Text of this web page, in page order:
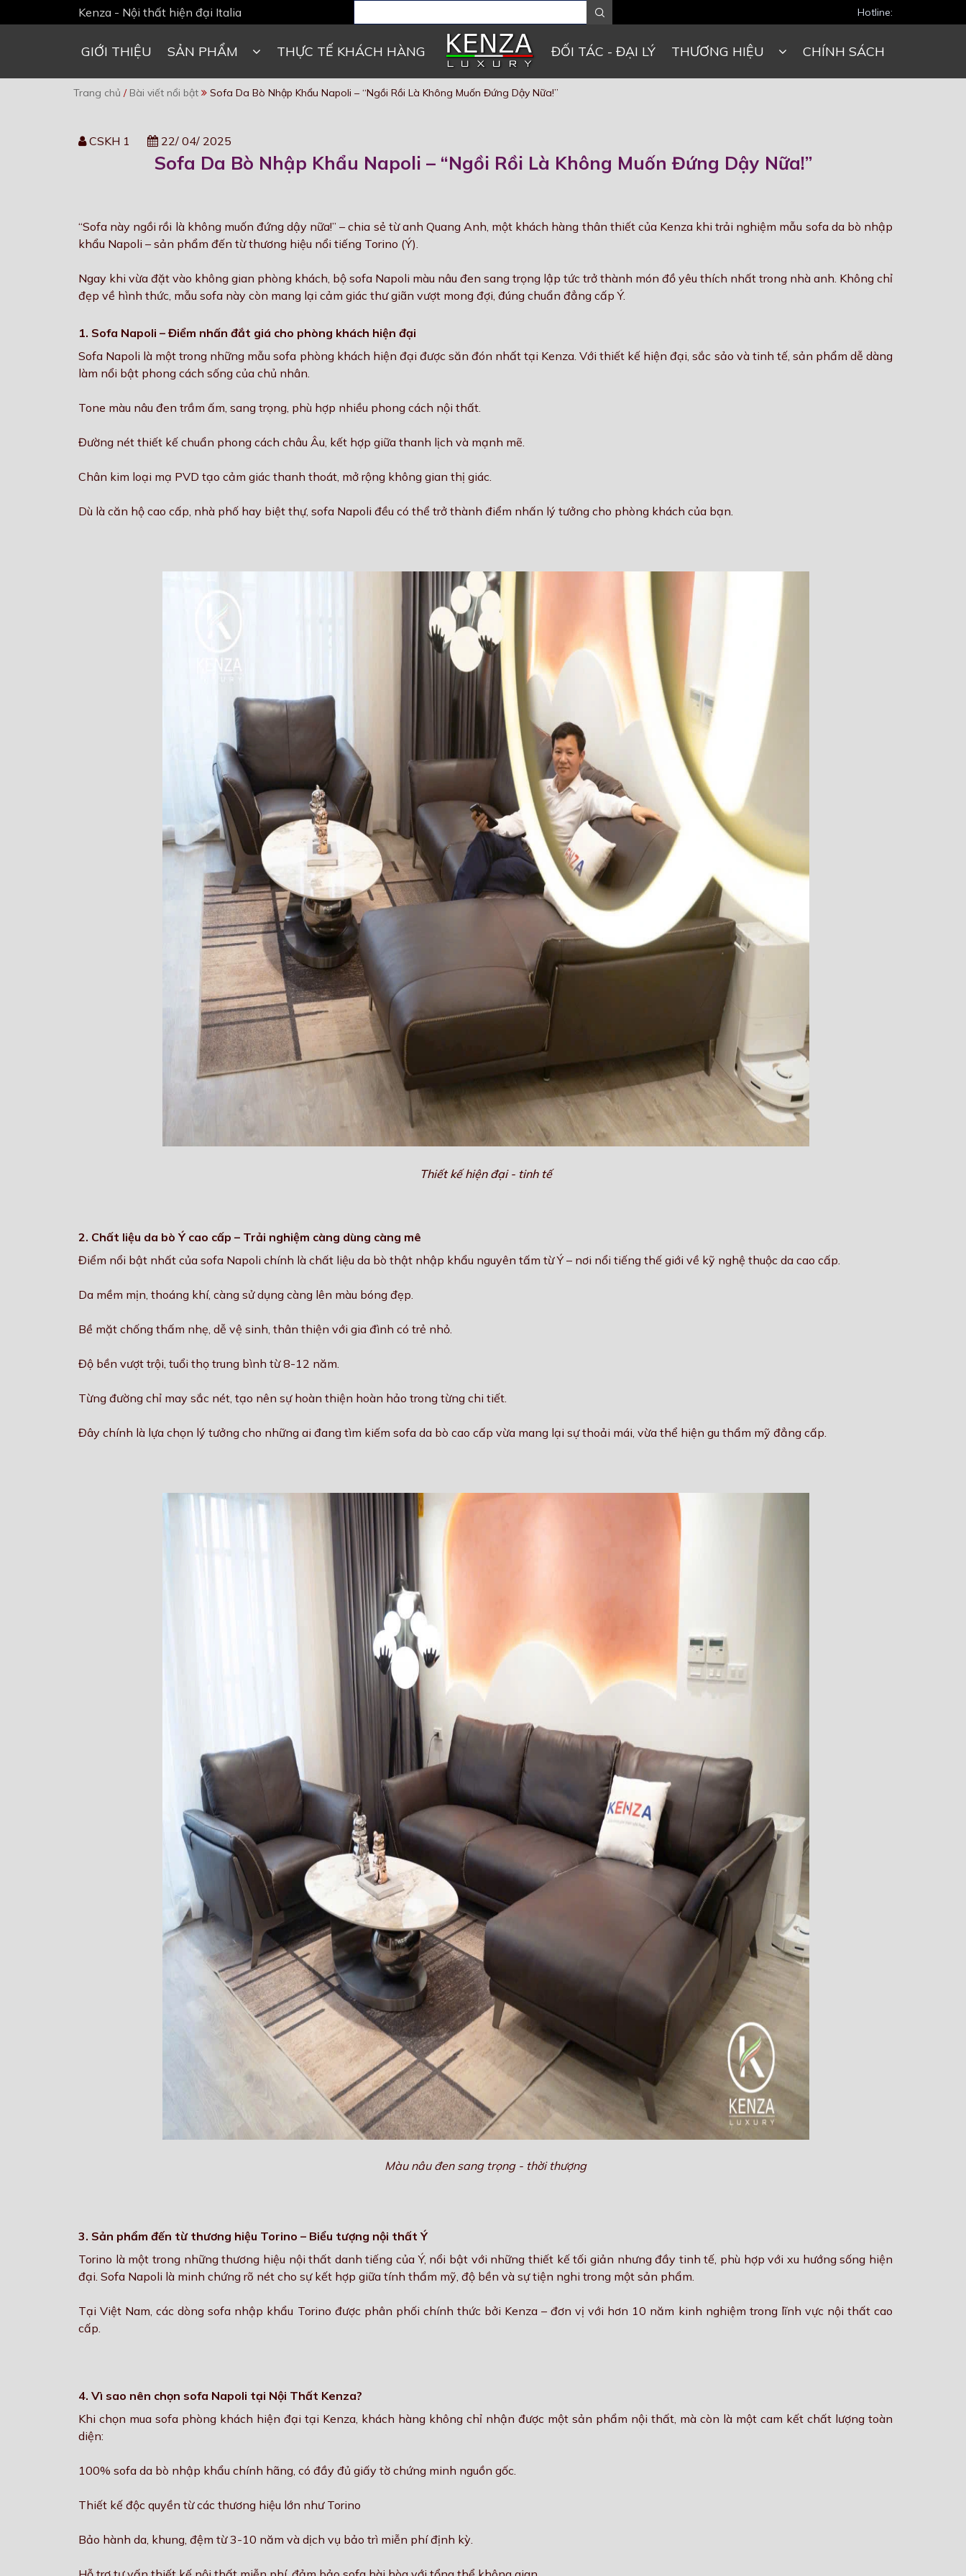
Kenza - Nội thất hiện đại Italia Hotline:
GIỚI THIỆU SẢN PHẨM THỰC TẾ KHÁCH HÀNG ĐỐI TÁC - ĐẠI LÝ THƯƠNG HIỆU CHÍNH SÁCH
Trang chủ / Bài viết nổi bật Sofa Da Bò Nhập Khẩu Napoli – “Ngồi Rồi Là Không Muốn Đứng Dậy Nữa!”
CSKH 1 22/ 04/ 2025
Sofa Da Bò Nhập Khẩu Napoli – “Ngồi Rồi Là Không Muốn Đứng Dậy Nữa!”
“Sofa này ngồi rồi là không muốn đứng dậy nữa!” – chia sẻ từ anh Quang Anh, một khách hàng thân thiết của Kenza khi trải nghiệm mẫu sofa da bò nhập
khẩu Napoli – sản phẩm đến từ thương hiệu nổi tiếng Torino (Ý).
Ngay khi vừa đặt vào không gian phòng khách, bộ sofa Napoli màu nâu đen sang trọng lập tức trở thành món đồ yêu thích nhất trong nhà anh. Không chỉ
đẹp về hình thức, mẫu sofa này còn mang lại cảm giác thư giãn vượt mong đợi, đúng chuẩn đẳng cấp Ý.
1. Sofa Napoli – Điểm nhấn đắt giá cho phòng khách hiện đại
Sofa Napoli là một trong những mẫu sofa phòng khách hiện đại được săn đón nhất tại Kenza. Với thiết kế hiện đại, sắc sảo và tinh tế, sản phẩm dễ dàng
làm nổi bật phong cách sống của chủ nhân.
Tone màu nâu đen trầm ấm, sang trọng, phù hợp nhiều phong cách nội thất.
Đường nét thiết kế chuẩn phong cách châu Âu, kết hợp giữa thanh lịch và mạnh mẽ.
Chân kim loại mạ PVD tạo cảm giác thanh thoát, mở rộng không gian thị giác.
Dù là căn hộ cao cấp, nhà phố hay biệt thự, sofa Napoli đều có thể trở thành điểm nhấn lý tưởng cho phòng khách của bạn.
Thiết kế hiện đại - tinh tế
2. Chất liệu da bò Ý cao cấp – Trải nghiệm càng dùng càng mê
Điểm nổi bật nhất của sofa Napoli chính là chất liệu da bò thật nhập khẩu nguyên tấm từ Ý – nơi nổi tiếng thế giới về kỹ nghệ thuộc da cao cấp.
Da mềm mịn, thoáng khí, càng sử dụng càng lên màu bóng đẹp.
Bề mặt chống thấm nhẹ, dễ vệ sinh, thân thiện với gia đình có trẻ nhỏ.
Độ bền vượt trội, tuổi thọ trung bình từ 8-12 năm.
Từng đường chỉ may sắc nét, tạo nên sự hoàn thiện hoàn hảo trong từng chi tiết.
Đây chính là lựa chọn lý tưởng cho những ai đang tìm kiếm sofa da bò cao cấp vừa mang lại sự thoải mái, vừa thể hiện gu thẩm mỹ đẳng cấp.
Màu nâu đen sang trọng - thời thượng
3. Sản phẩm đến từ thương hiệu Torino – Biểu tượng nội thất Ý
Torino là một trong những thương hiệu nội thất danh tiếng của Ý, nổi bật với những thiết kế tối giản nhưng đầy tinh tế, phù hợp với xu hướng sống hiện
đại. Sofa Napoli là minh chứng rõ nét cho sự kết hợp giữa tính thẩm mỹ, độ bền và sự tiện nghi trong một sản phẩm.
Tại Việt Nam, các dòng sofa nhập khẩu Torino được phân phối chính thức bởi Kenza – đơn vị với hơn 10 năm kinh nghiệm trong lĩnh vực nội thất cao
cấp.
4. Vì sao nên chọn sofa Napoli tại Nội Thất Kenza?
Khi chọn mua sofa phòng khách hiện đại tại Kenza, khách hàng không chỉ nhận được một sản phẩm nội thất, mà còn là một cam kết chất lượng toàn
diện:
100% sofa da bò nhập khẩu chính hãng, có đầy đủ giấy tờ chứng minh nguồn gốc.
Thiết kế độc quyền từ các thương hiệu lớn như Torino
Bảo hành da, khung, đệm từ 3-10 năm và dịch vụ bảo trì miễn phí định kỳ.